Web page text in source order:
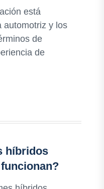
está
automotriz y los
de
de
híbridos